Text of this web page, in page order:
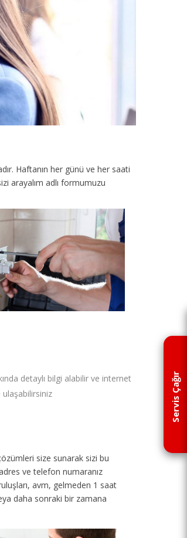
Servis Çağır
Haftanın her günü ve her saati
arayalım adlı formumuzu
detaylı bilgi alabilir ve internet
size sunarak sizi bu
ve telefon numaranız
avm, gelmeden 1 saat
daha sonraki bir zamana